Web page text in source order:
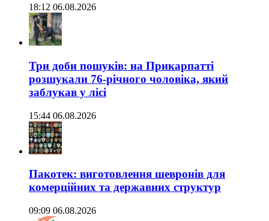
18:12 06.08.2026
Три доби пошуків: на Прикарпатті
розшукали 76-річного чоловіка, який
заблукав у лісі
15:44 06.08.2026
Пакотек: виготовлення шевронів для
комерційних та державних структур
09:09 06.08.2026